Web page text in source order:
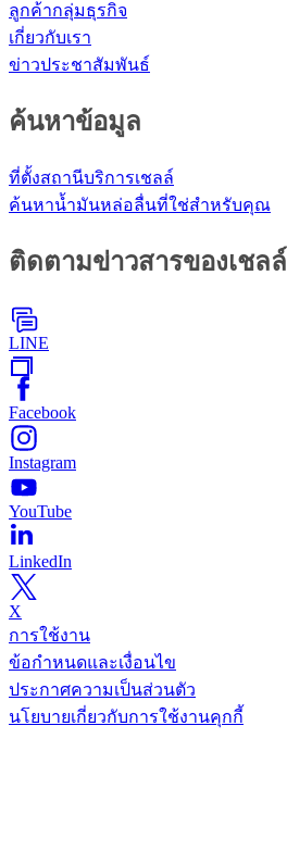
ลูกค้ากลุ่มธุรกิจ
เกี่ยวกับเรา
ข่าวประชาสัมพันธ์
ค้นหาข้อมูล
ที่ตั้งสถานีบริการเชลล์
ค้นหาน้ำมันหล่อลื่นที่ใช่สำหรับคุณ
ติดตามข่าวสารของเชลล์
LINE
Facebook
Instagram
YouTube
LinkedIn
X
การใช้งาน
ข้อกำหนดและเงื่อนไข
ประกาศความเป็นส่วนตัว
นโยบายเกี่ยวกับการใช้งานคุกกี้